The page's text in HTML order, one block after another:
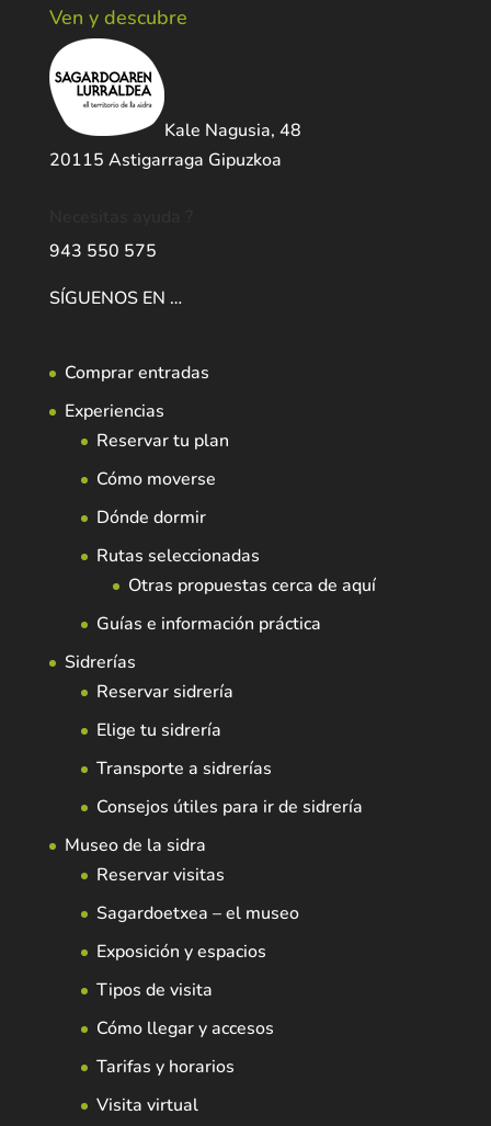
Ven y descubre
Kale Nagusia, 48
20115 Astigarraga Gipuzkoa
943 550 575
SÍGUENOS EN …
Comprar entradas
Experiencias
Reservar tu plan
Cómo moverse
Dónde dormir
Rutas seleccionadas
Otras propuestas cerca de aquí
Guías e información práctica
Sidrerías
Reservar sidrería
Elige tu sidrería
Transporte a sidrerías
Consejos útiles para ir de sidrería
Museo de la sidra
Reservar visitas
Sagardoetxea – el museo
Exposición y espacios
Tipos de visita
Cómo llegar y accesos
Tarifas y horarios
Visita virtual